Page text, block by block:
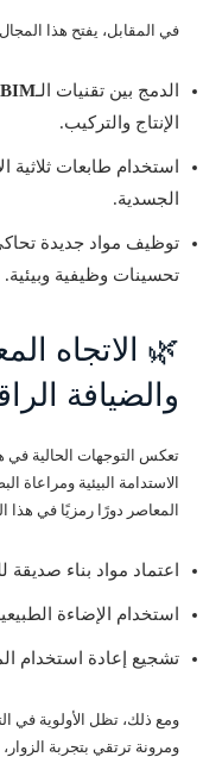
في المقابل، يفتح هذا المجال
الدمج بين تقنيات الـBIM
الإنتاج والتركيب.
استخدام طابعات ثلاثية
الجسدية.
توظيف مواد جديدة
تحسينات وظيفية وبيئية.
🌿 الاتجاه
والضيافة
تعكس التوجهات الحالية في
المعاصر دورًا رمزيًا في هذا
اعتماد مواد بناء صديقة
استخدام الإضاءة
تشجيع إعادة استخدام
ومع ذلك، تظل الأولوية في
ومرونة ترتقي بتجربة